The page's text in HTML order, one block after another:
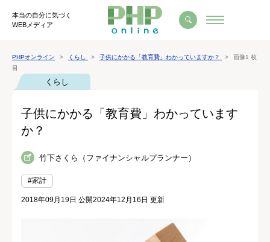
本当の自分に気づく
WEBメディア
PHPオンライン くらし 子供にかかる「教育費」わかっていますか？
画像1 枚
目
くらし
子供にかかる「教育費」わかっています
か？
竹下さくら（ファイナンシャルプランナー）
#家計
2018年09月19日 公開2024年12月16日 更新